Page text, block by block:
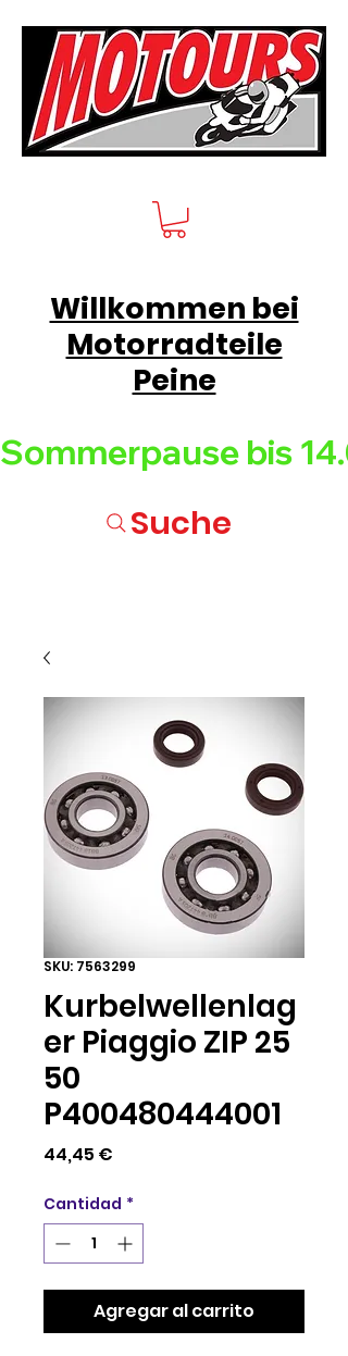
Sommerpause bis
Willkommen bei
Motorradteile
Peine
Suche
SKU: 7563299
Kurbelwellenlag
er Piaggio ZIP 25
50
P400480444001
44,45 €
Cantidad *
Agregar al carrito